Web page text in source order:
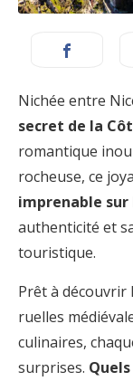
Nichée entre
secret de la
romantique
rocheuse, ce
imprenable
authenticité et
touristique.
Prêt à découvrir
ruelles
culinaires,
surprises.